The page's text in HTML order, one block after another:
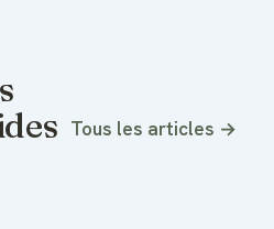
Tous les articles →